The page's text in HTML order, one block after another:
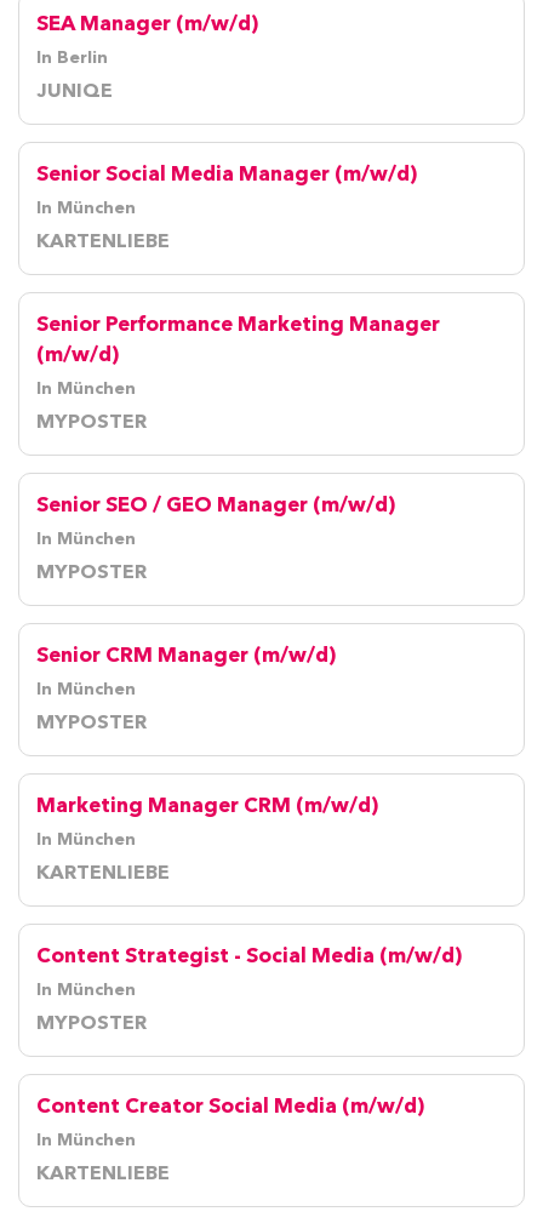
SEA Manager (m/w/d)
In Berlin
JUNIQE
Senior Social Media Manager (m/w/d)
In München
KARTENLIEBE
Senior Performance Marketing Manager
(m/w/d)
In München
MYPOSTER
Senior SEO / GEO Manager (m/w/d)
In München
MYPOSTER
Senior CRM Manager (m/w/d)
In München
MYPOSTER
Marketing Manager CRM (m/w/d)
In München
KARTENLIEBE
Content Strategist - Social Media (m/w/d)
In München
MYPOSTER
Content Creator Social Media (m/w/d)
In München
KARTENLIEBE